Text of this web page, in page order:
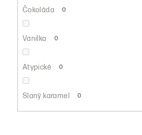
Čokoláda 0
Vanilka 0
Atypické 0
Slaný karamel 0